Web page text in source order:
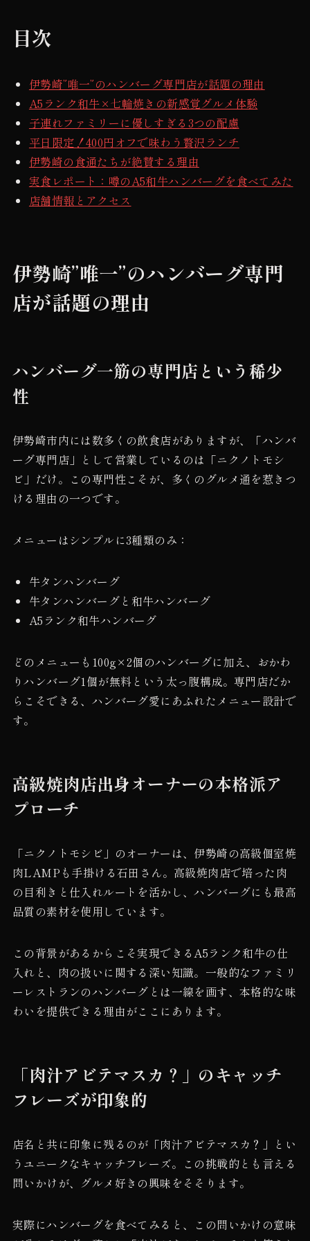
目次
伊勢崎”唯一”のハンバーグ専門店が話題の理由
A5ランク和牛×七輪焼きの新感覚グルメ体験
子連れファミリーに優しすぎる3つの配慮
平日限定！400円オフで味わう贅沢ランチ
伊勢崎の食通たちが絶賛する理由
実食レポート：噂のA5和牛ハンバーグを食べてみた
店舗情報とアクセス
伊勢崎”唯一”のハンバーグ専門
店が話題の理由
ハンバーグ一筋の専門店という稀少
性
伊勢崎市内には数多くの飲食店がありますが、「ハンバ
ーグ専門店」として営業しているのは「ニクノトモシ
ビ」だけ。この専門性こそが、多くのグルメ通を惹きつ
ける理由の一つです。
メニューはシンプルに3種類のみ：
牛タンハンバーグ
牛タンハンバーグと和牛ハンバーグ
A5ランク和牛ハンバーグ
どのメニューも100g×2個のハンバーグに加え、おかわ
りハンバーグ1個が無料という太っ腹構成。専門店だか
らこそできる、ハンバーグ愛にあふれたメニュー設計で
す。
高級焼肉店出身オーナーの本格派ア
プローチ
「ニクノトモシビ」のオーナーは、伊勢崎の高級個室焼
肉LAMPも手掛ける石田さん。高級焼肉店で培った肉
の目利きと仕入れルートを活かし、ハンバーグにも最高
品質の素材を使用しています。
この背景があるからこそ実現できるA5ランク和牛の仕
入れと、肉の扱いに関する深い知識。一般的なファミリ
ーレストランのハンバーグとは一線を画す、本格的な味
わいを提供できる理由がここにあります。
「肉汁アビテマスカ？」のキャッチ
フレーズが印象的
店名と共に印象に残るのが「肉汁アビテマスカ？」とい
うユニークなキャッチフレーズ。この挑戦的とも言える
問いかけが、グルメ好きの興味をそそります。
実際にハンバーグを食べてみると、この問いかけの意味